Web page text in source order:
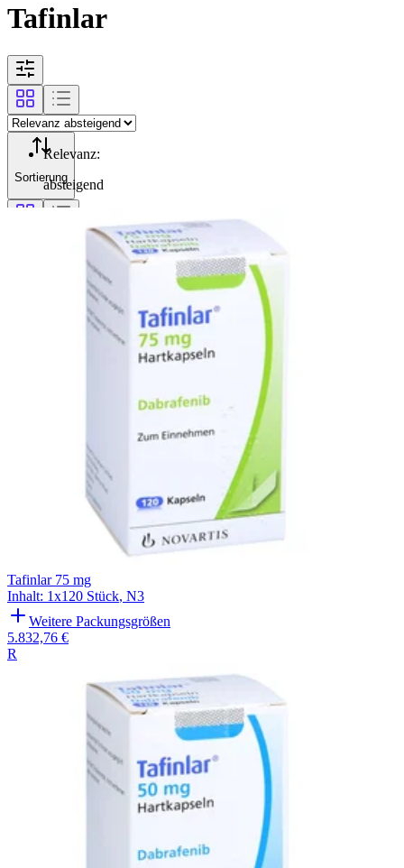
Tafinlar
Sortierung
Relevanz:
absteigend
Tafinlar 75 mg
Inhalt: 1x120 Stück, N3
Weitere Packungsgrößen
5.832,76 €
R